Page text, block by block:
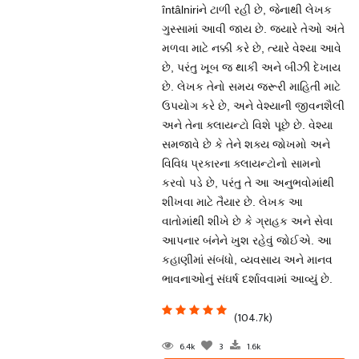
întâlniriને ટાળી રહી છે, જેનાથી લેખક
ગુસ્સામાં આવી જાય છે. જ્યારે તેઓ અંતે
મળવા માટે નક્કી કરે છે, ત્યારે વેશ્યા આવે
છે, પરંતુ ખૂબ જ થાકી અને બીઝી દેખાય
છે. લેખક તેનો સમય જરૂરી માહિતી માટે
ઉપયોગ કરે છે, અને વેશ્યાની જીવનશૈલી
અને તેના ક્લાયન્ટો વિશે પૂછે છે. વેશ્યા
સમજાવે છે કે તેને શક્ય જોખમો અને
વિવિધ પ્રકારના ક્લાયન્ટોનો સામનો
કરવો પડે છે, પરંતુ તે આ અનુભવોમાંથી
શીખવા માટે તૈયાર છે. લેખક આ
વાતોમાંથી શીખે છે કે ગ્રાહક અને સેવા
આપનાર બંનેને ખુશ રહેવું જોઈએ. આ
કહાણીમાં સંબંધો, વ્યવસાય અને માનવ
ભાવનાઓનું સંઘર્ષ દર્શાવવામાં આવ્યું છે.
(104.7k)
6.4k 3 1.6k